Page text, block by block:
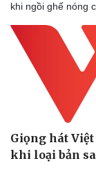
khi ngồi ghế nóng
Giọng hát
khi loại bản